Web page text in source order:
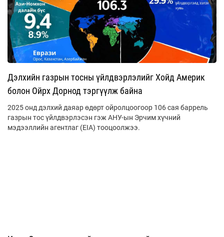
Дэлхийн газрын тосны үйлдвэрлэлийг Хойд Америк
болон Ойрх Дорнод тэргүүлж байна
2025 онд дэлхий даяар өдөрт ойролцоогоор 106 сая баррель
газрын тос үйлдвэрлэсэн гэж АНУ-ын Эрчим хүчний
мэдээллийн агентлаг (EIA) тооцоолжээ.